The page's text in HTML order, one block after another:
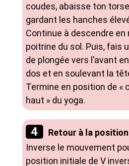
coudes, abaisse ton
gardant les hanches
Continue à descendre
poitrine du sol. Puis, fais
de plongée vers l’avant
dos et en soulevant la
Termine en position de «
haut » du yoga.
Retour à la
Inverse le mouvement
position initiale de V